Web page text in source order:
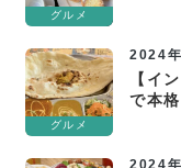
グルメ
グルメ
2024
【イ
で本
2024